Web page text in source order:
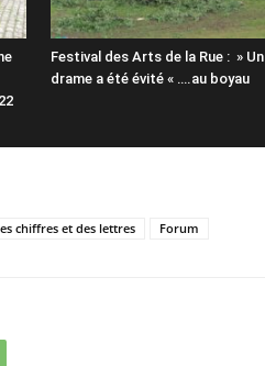
Festival des Arts de la Rue : » Un
drame a été évité « ….au boyau
chiffres et des lettres Forum